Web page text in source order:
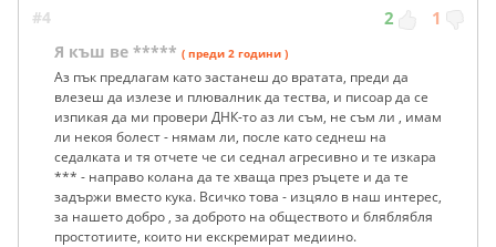
#4 2 1
Я къш ве ***** ( преди 2 години )
Аз пък предлагам като застанеш до вратата, преди да
влезеш да излезе и плювалник да тества, и писоар да се
изпикая да ми провери ДНК-то аз ли съм, не съм ли , имам
ли некоя болест - нямам ли, после като седнеш на
седалката и тя отчете че си седнал агресивно и те изкара
*** - направо колана да те хваща през ръцете и да те
задържи вместо кука. Всичко това - изцяло в наш интерес,
за нашето добро , за доброто на обществото и бляблябля
простотиите, които ни екскремират медиино.